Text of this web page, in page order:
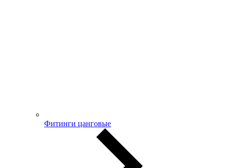
Фитинги цанговые